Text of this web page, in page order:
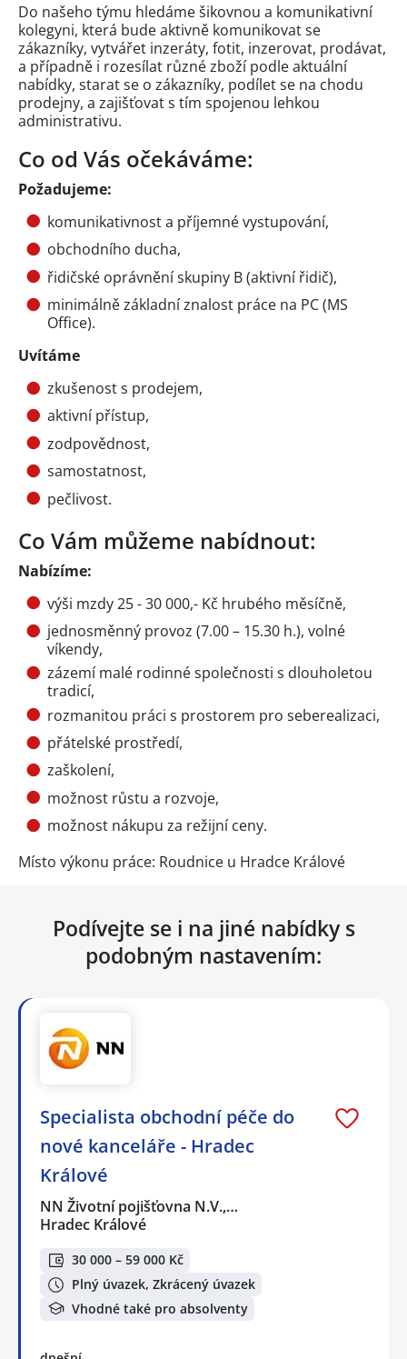
Do našeho týmu hledáme šikovnou a komunikativní
kolegyni, která bude aktivně komunikovat se
zákazníky, vytvářet inzeráty, fotit, inzerovat, prodávat,
a případně i rozesílat různé zboží podle aktuální
nabídky, starat se o zákazníky, podílet se na chodu
prodejny, a zajišťovat s tím spojenou lehkou
administrativu.
Co od Vás očekáváme:
Požadujeme:
komunikativnost a příjemné vystupování,
obchodního ducha,
řidičské oprávnění skupiny B (aktivní řidič),
minimálně základní znalost práce na PC (MS
Office).
Uvítáme
zkušenost s prodejem,
aktivní přístup,
zodpovědnost,
samostatnost,
pečlivost.
Co Vám můžeme nabídnout:
Nabízíme:
výši mzdy 25 - 30 000,- Kč hrubého měsíčně,
jednosměnný provoz (7.00 – 15.30 h.), volné
víkendy,
zázemí malé rodinné společnosti s dlouholetou
tradicí,
rozmanitou práci s prostorem pro seberealizaci,
přátelské prostředí,
zaškolení,
možnost růstu a rozvoje,
možnost nákupu za režijní ceny.
Místo výkonu práce: Roudnice u Hradce Králové
Podívejte se i na jiné nabídky s
podobným nastavením:
Specialista obchodní péče do
nové kanceláře - Hradec
Králové
NN Životní pojišťovna N.V.,…
Hradec Králové
30 000 – 59 000 Kč
Plný úvazek, Zkrácený úvazek
Vhodné také pro absolventy